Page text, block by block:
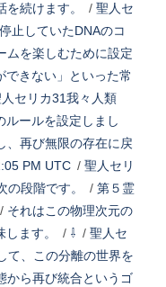
を続けます。 / 聖人セ
止していたDNAのコ
ムを楽しむために設定
できない」といった常
セリカ31我々人類
ルールを設定しまし
、再び無限の存在に戻
PM UTC / 聖人セリ
段階です。
/ 第５霊
/ それはこの物理次元の
ます。
/ ⇩ / 聖人セ
て、この分離の世界を
から再び統合というゴ